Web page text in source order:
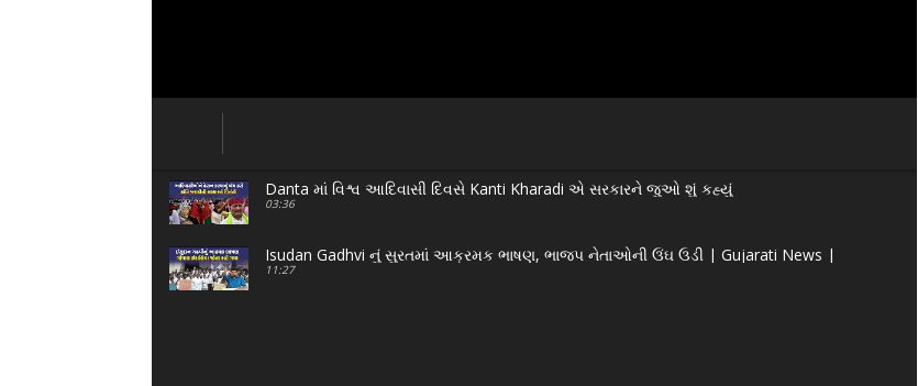
Danta માં વિશ્વ આદિવાસી દિવસે Kanti Kharadi એ સરકારને જુઓ શું કહ્યું
03:36
Isudan Gadhvi નું સુરતમાં આક્રમક ભાષણ, ભાજપ નેતાઓની ઉંઘ ઉડી | Gujarati News |
11:27